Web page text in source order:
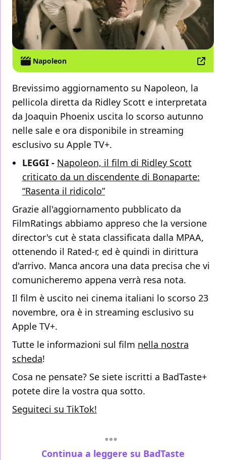
Napoleon
Brevissimo aggiornamento su Napoleon, la
pellicola diretta da Ridley Scott e interpretata
da Joaquin Phoenix uscita lo scorso autunno
nelle sale e ora disponibile in streaming
esclusivo su Apple TV+.
LEGGI - Napoleon, il film di Ridley Scott
criticato da un discendente di Bonaparte:
“Rasenta il ridicolo”
Grazie all'aggiornamento pubblicato da
FilmRatings abbiamo appreso che la versione
director's cut è stata classificata dalla MPAA,
ottenendo il Rated-r, ed è quindi in dirittura
d'arrivo. Manca ancora una data precisa che vi
comunicheremo appena verrà resa nota.
Il film è uscito nei cinema italiani lo scorso 23
novembre, ora è in streaming esclusivo su
Apple TV+.
Tutte le informazioni sul film nella nostra
scheda!
Cosa ne pensate? Se siete iscritti a BadTaste+
potete dire la vostra qua sotto.
Seguiteci su TikTok!
Continua a leggere su BadTaste